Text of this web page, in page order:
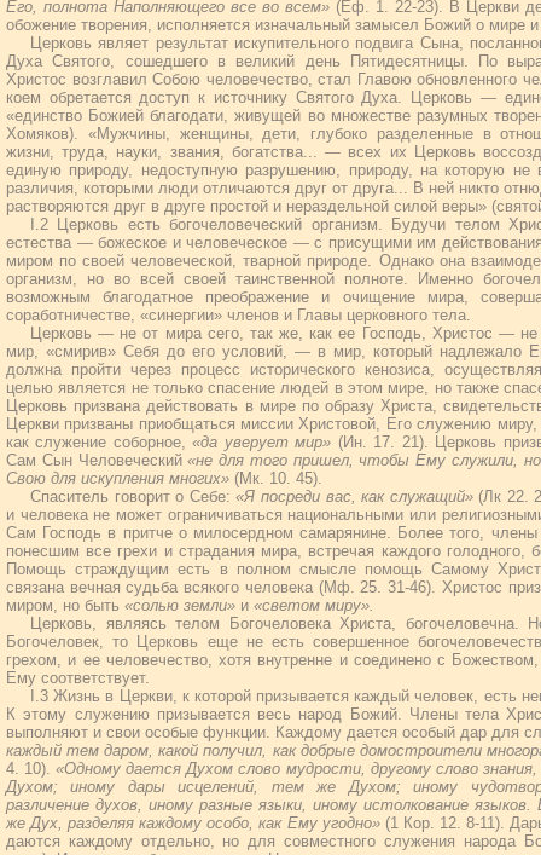
Его, полнота Наполняющего все во всем»(Еф. 1. 22-23). В Церкви
обожение творения, исполняется изначальный замысел Божий о мире
Церковь являет результат искупительного подвига Сына,
Духа Святого, сошедшего в великий день Пятидесятницы. По
Христос возглавил Собою человечество, стал Главою обновленного
коем обретается доступ к источнику Святого Духа. Церковь —
«единство Божией благодати, живущей во множестве разумных
Хомяков). «Мужчины, женщины, дети, глубоко разделенные в
жизни, труда, науки, звания, богатства... — всех их Церковь
единую природу, недоступную разрушению, природу, на которую не
различия, которыми люди отличаются друг от друга... В ней никто
растворяются друг в друге простой и нераздельной силой веры»
I.2 Церковь есть богочеловеческий организм. Будучи телом
естества — божеское и человеческое — с присущими им
миром по своей человеческой, тварной природе. Однако она
организм, но во всей своей таинственной полноте. Именно
возможным благодатное преображение и очищение мира,
соработничестве, «синергии» членов и Главы церковного тела.
Церковь — не от мира сего, так же, как ее Господь, Христос —
мир, «смирив» Себя до его условий, — в мир, который надлежало
должна пройти через процесс исторического кенозиса,
целью является не только спасение людей в этом мире, но также
Церковь призвана действовать в мире по образу Христа,
Церкви призваны приобщаться миссии Христовой, Его служению
как служение соборное,«да уверует мир» (Ин. 17. 21). Церковь
Сам Сын Человеческий«не для того пришел, чтобы Ему служили,
Свою для искупления многих» (Мк. 10. 45).
Спаситель говорит о Себе:«Я посреди вас, как служащий»(Лк 22.
и человека не может ограничиваться национальными или
Сам Господь в притче о милосердном самарянине. Более того,
понесшим все грехи и страдания мира, встречая каждого голодного,
Помощь страждущим есть в полном смысле помощь Самому
связана вечная судьба всякого человека (Мф. 25. 31-46). Христос
миром, но быть «солью земли» и «светом миру».
Церковь, являясь телом Богочеловека Христа, богочеловечна.
Богочеловек, то Церковь еще не есть совершенное
грехом, и ее человечество, хотя внутренне и соединено с
Ему соответствует.
I.3 Жизнь в Церкви, к которой призывается каждый человек, есть
К этому служению призывается весь народ Божий. Члены тела
выполняют и свои особые функции. Каждому дается особый дар для
каждый тем даром, какой получил, как добрые домостроители
4. 10).«Одному дается Духом слово мудрости, другому слово
Духом; иному дары исцелений, тем же Духом; иному
различение духов, иному разные языки, иному истолкование
же Дух, разделяя каждому особо, как Ему угодно»(1 Кор. 12. 8-11).
даются каждому отдельно, но для совместного служения народа